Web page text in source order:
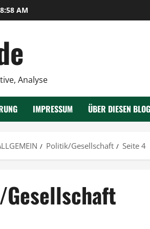
AM
Analyse
IMPRESSUM ÜBER DIESEN BLOG
Politik/Gesellschaft Seite 4